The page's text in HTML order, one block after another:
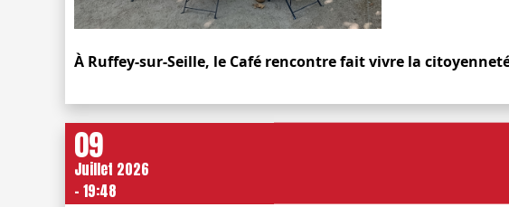
À Ruffey-sur-Seille, le Café rencontre fait vivre la
09
Juillet 2026
- 19:48